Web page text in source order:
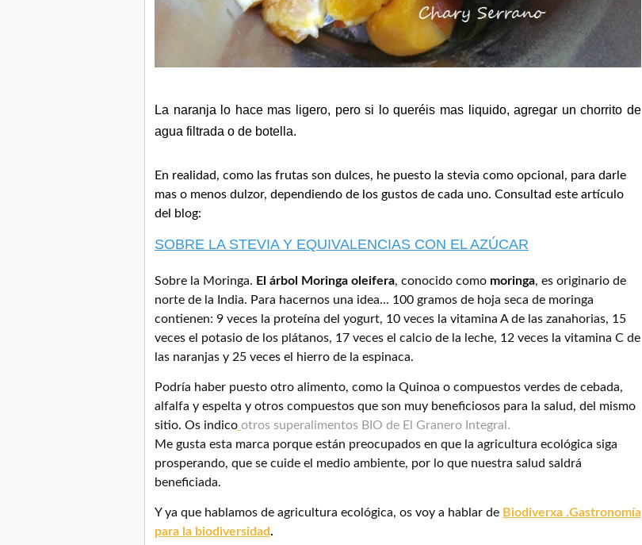
La naranja lo hace mas ligero, pero si lo queréis mas liquido, agregar un chorrito de
agua filtrada o de botella.
En realidad, como las frutas son dulces, he puesto la stevia como opcional, para darle
mas o menos dulzor, dependiendo de los gustos de cada uno. Consultad este artículo
del blog:
SOBRE LA STEVIA Y EQUIVALENCIAS CON EL AZÚCAR
Sobre la Moringa. El árbol Moringa oleifera, conocido como moringa, es originario de
norte de la India. Para hacernos una idea... 100 gramos de hoja seca de moringa
contienen: 9 veces la proteína del yogurt, 10 veces la vitamina A de las zanahorias, 15
veces el potasio de los plátanos, 17 veces el calcio de la leche, 12 veces la vitamina C de
las naranjas y 25 veces el hierro de la espinaca.
Podría haber puesto otro alimento, como la Quinoa o compuestos verdes de cebada,
alfalfa y espelta y otros compuestos que son muy beneficiosos para la salud, del mismo
sitio. Os indico otros superalimentos BIO de El Granero Integral.
Me gusta esta marca porque están preocupados en que la agricultura ecológica siga
prosperando, que se cuide el medio ambiente, por lo que nuestra salud saldrá
beneficiada.
Y ya que hablamos de agricultura ecológica, os voy a hablar de Biodiverxa .Gastronomía
para la biodiversidad.